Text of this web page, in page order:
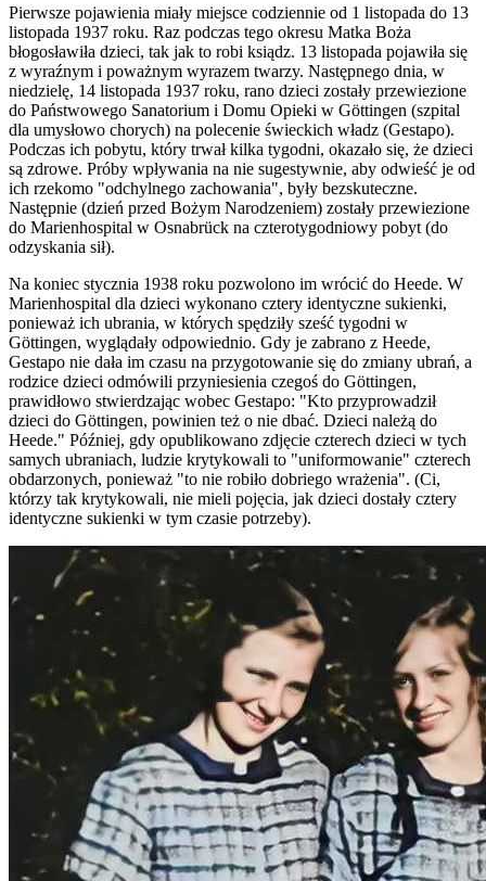
Pierwsze pojawienia miały miejsce codziennie od 1 listopada do 13
listopada 1937 roku. Raz podczas tego okresu Matka Boża
błogosławiła dzieci, tak jak to robi ksiądz. 13 listopada pojawiła się
z wyraźnym i poważnym wyrazem twarzy. Następnego dnia, w
niedzielę, 14 listopada 1937 roku, rano dzieci zostały przewiezione
do Państwowego Sanatorium i Domu Opieki w Göttingen (szpital
dla umysłowo chorych) na polecenie świeckich władz (Gestapo).
Podczas ich pobytu, który trwał kilka tygodni, okazało się, że dzieci
są zdrowe. Próby wpływania na nie sugestywnie, aby odwieść je od
ich rzekomo "odchylnego zachowania", były bezskuteczne.
Następnie (dzień przed Bożym Narodzeniem) zostały przewiezione
do Marienhospital w Osnabrück na czterotygodniowy pobyt (do
odzyskania sił).
Na koniec stycznia 1938 roku pozwolono im wrócić do Heede. W
Marienhospital dla dzieci wykonano cztery identyczne sukienki,
ponieważ ich ubrania, w których spędziły sześć tygodni w
Göttingen, wyglądały odpowiednio. Gdy je zabrano z Heede,
Gestapo nie dała im czasu na przygotowanie się do zmiany ubrań, a
rodzice dzieci odmówili przyniesienia czegoś do Göttingen,
prawidłowo stwierdzając wobec Gestapo: "Kto przyprowadził
dzieci do Göttingen, powinien też o nie dbać. Dzieci należą do
Heede." Później, gdy opublikowano zdjęcie czterech dzieci w tych
samych ubraniach, ludzie krytykowali to "uniformowanie" czterech
obdarzonych, ponieważ "to nie robiło dobriego wrażenia". (Ci,
którzy tak krytykowali, nie mieli pojęcia, jak dzieci dostały cztery
identyczne sukienki w tym czasie potrzeby).